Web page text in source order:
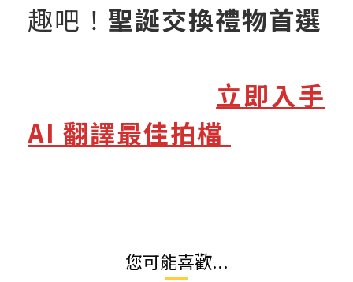
趣吧！ 聖誕交換禮物首選
立即入手
AI 翻譯最佳拍檔
您可能喜歡...